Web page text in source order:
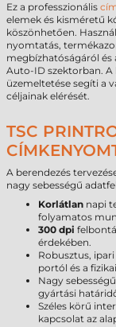
Ez a professzionális
elemek és kisméretű
köszönhetően.
nyomtatás,
megbízhatóságáról
Auto-ID szektorban. A
üzemeltetése segíti a
céljainak elérését.
TSC
A berendezés
nagy sebességű
Korlátlan napi
folyamatos
300 dpi
érdekében.
Robusztus,
portól és a
Nagy
gyártási
Széles körű
kapcsolat az